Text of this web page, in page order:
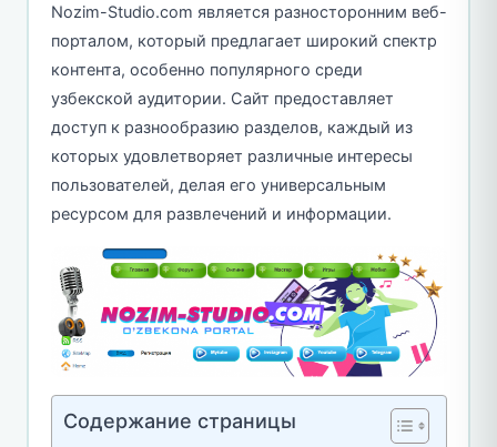
Nozim-Studio.com является разносторонним веб-
порталом, который предлагает широкий спектр
контента, особенно популярного среди
узбекской аудитории. Сайт предоставляет
доступ к разнообразию разделов, каждый из
которых удовлетворяет различные интересы
пользователей, делая его универсальным
ресурсом для развлечений и информации.
Содержание страницы